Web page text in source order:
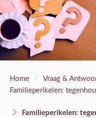
Home / Vraag &
Familieperikelen:
Familieperikelen: